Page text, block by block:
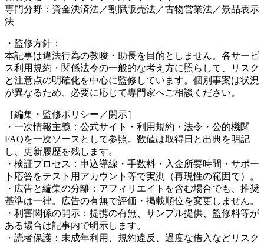
専門分野：資金決済法／割賦販売法／古物営業法／景品表示
法
・監修方針：
本記事は違法行為の教唆・助長を目的としません。各サービ
ス利用規約・関係法令の一般的な考え方に照らして、リスク
と注意点の明確化を中心に監修しています。個別事案は状況
が異なるため、必要に応じて専門家へご相談ください。
［編集・監修ポリシー／開示］
・一次情報主義：公式サイト・利用規約・法令・公的機関
FAQを一次ソースとして参照。数値は取得日と出典を明記
し、更新履歴を残します。
・検証プロセス：申込導線・手数料・入金所要時間・サポー
ト応答をテスト用アカウント等で実測（再現性の範囲で）。
・広告と編集の分離：アフィリエイトを含む場合でも、推奨
基準は一律。広告の有無で評価・掲載順位を変更しません。
・利害関係の開示：提携の有無、サンプル提供、監修料等が
ある場合は記事内で明示します。
・読者保護：未成年利用、規約違反、過度な借入などリスク